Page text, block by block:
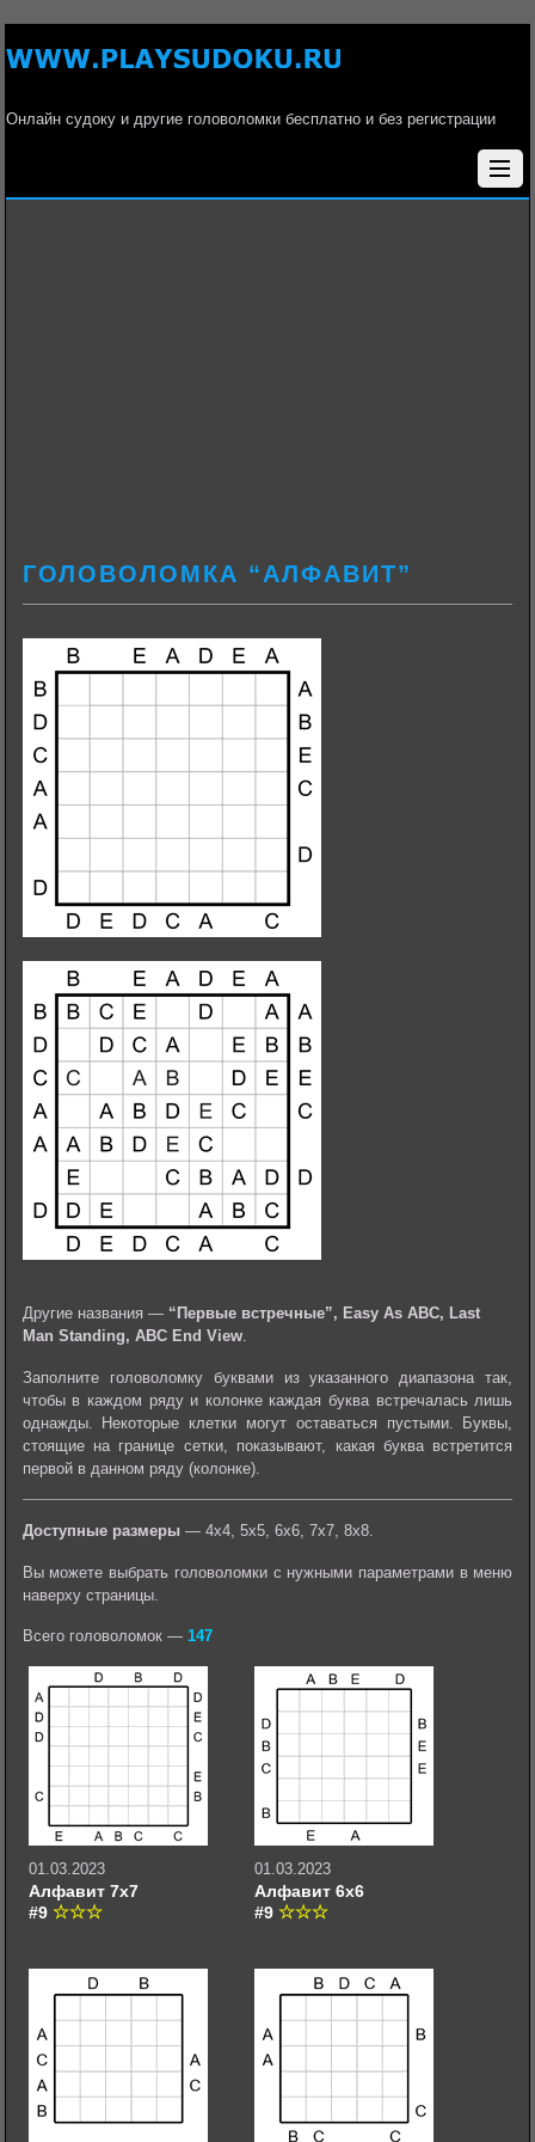
Онлайн судоку и другие головоломки бесплатно и без регистрации
ГОЛОВОЛОМКА “АЛФАВИТ”
Другие названия — “Первые встречные”, Easy As ABC, Last
Man Standing, ABC End View.
Заполните головоломку буквами из указанного диапазона так,
чтобы в каждом ряду и колонке каждая буква встречалась лишь
однажды. Некоторые клетки могут оставаться пустыми. Буквы,
стоящие на границе сетки, показывают, какая буква встретится
первой в данном ряду (колонке).
Доступные размеры— 4х4, 5х5, 6х6, 7х7, 8х8.
Вы можете выбрать головоломки с нужными параметрами в меню
наверху страницы.
Всего головоломок — 147
01.03.2023
Алфавит 7х7
#9
01.03.2023
Алфавит 6х6
#9